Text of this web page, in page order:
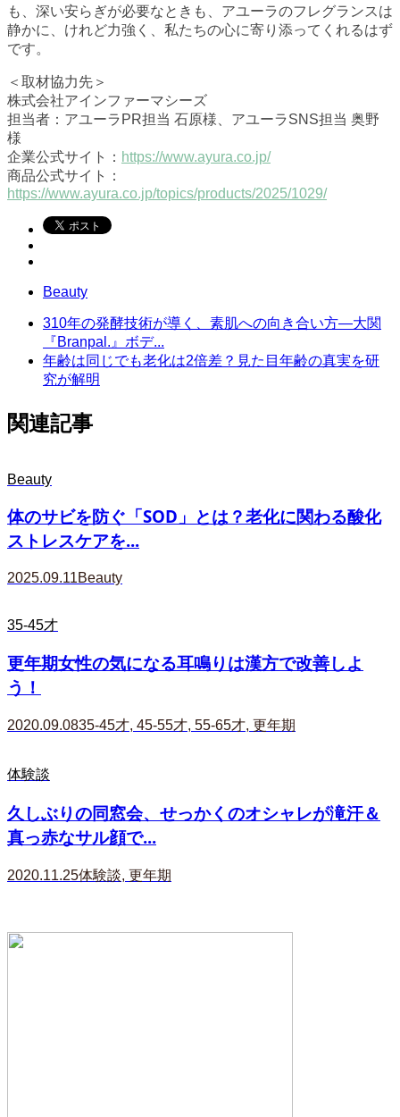
も、深い安らぎが必要なときも、アユーラのフレグランスは
静かに、けれど力強く、私たちの心に寄り添ってくれるはず
です。
＜取材協力先＞
株式会社アインファーマシーズ
担当者：アユーラPR担当 石原様、アユーラSNS担当 奥野
様
企業公式サイト： https://www.ayura.co.jp/
商品公式サイト：
https://www.ayura.co.jp/topics/products/2025/1029/
Beauty
310年の発酵技術が導く、素肌への向き合い方―大関
『Branpal.』ボデ...
年齢は同じでも老化は2倍差？見た目年齢の真実を研
究が解明
関連記事
Beauty
体のサビを防ぐ「SOD」とは？老化に関わる酸化
ストレスケアを...
2025.09.11Beauty
35-45才
更年期女性の気になる耳鳴りは漢方で改善しよ
う！
2020.09.0835-45才, 45-55才, 55-65才, 更年期
体験談
久しぶりの同窓会、せっかくのオシャレが滝汗＆
真っ赤なサル顔で...
2020.11.25体験談, 更年期